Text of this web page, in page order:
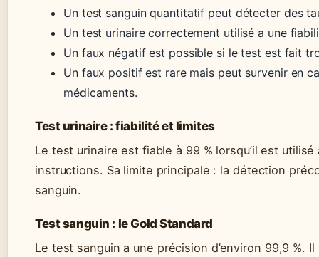
Un test sanguin quantitatif peut détecter des
Un test urinaire correctement utilisé a une
Un faux négatif est possible si le test est fait
Un faux positif est rare mais peut survenir en
médicaments.
Test urinaire : fiabilité et limites
Le test urinaire est fiable à 99 % lorsqu’il est
instructions. Sa limite principale : la détection
sanguin.
Test sanguin : le Gold Standard
Le test sanguin a une précision d’environ 99,9 %.